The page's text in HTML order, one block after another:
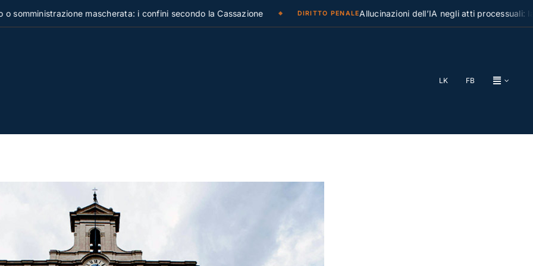
mascherata: i confini secondo la Cassazione DIRITTO PENALEAllucinazioni dell’IA negli atti processuali: la
LK FB